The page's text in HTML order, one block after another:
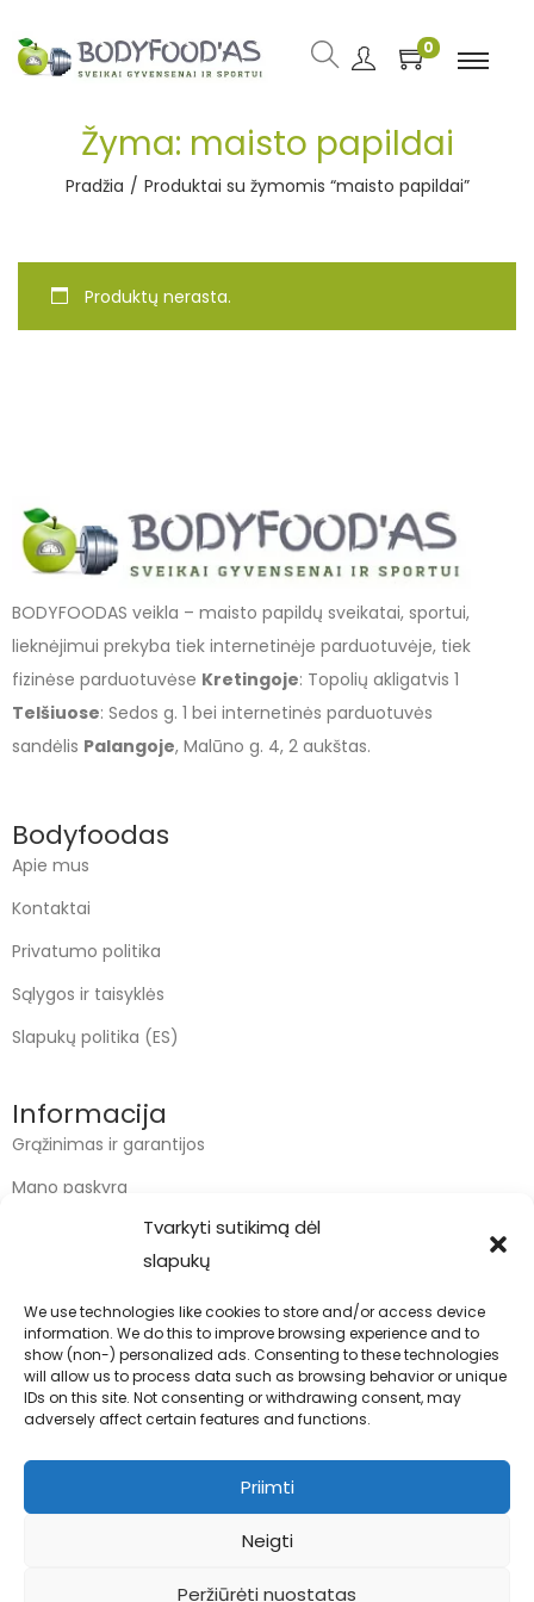
Tvarkyti sutikimą dėl
slapukų
We use technologies like cookies to store and/or access device
information. We do this to improve browsing experience and to
show (non-) personalized ads. Consenting to these technologies
will allow us to process data such as browsing behavior or unique
IDs on this site. Not consenting or withdrawing consent, may
adversely affect certain features and functions.
Priimti
Neigti
Peržiūrėti nuostatas
0
Žyma: maisto papildai
Pradžia / Produktai su žymomis “maisto papildai”
Produktų nerasta.
BODYFOODAS veikla – maisto papildų sveikatai, sportui,
lieknėjimui prekyba tiek internetinėje parduotuvėje, tiek
fizinėse parduotuvėse Kretingoje: Topolių akligatvis 1
Telšiuose: Sedos g. 1 bei internetinės parduotuvės
sandėlis Palangoje, Malūno g. 4, 2 aukštas.
Bodyfoodas
Apie mus
Kontaktai
Privatumo politika
Sąlygos ir taisyklės
Slapukų politika (ES)
Informacija
Grąžinimas ir garantijos
Mano paskyra
Kontaktai
info@bodyfoodas.lt
+370 600 77017
Visos teisės saugomos © Bodyfoodas.lt 2026